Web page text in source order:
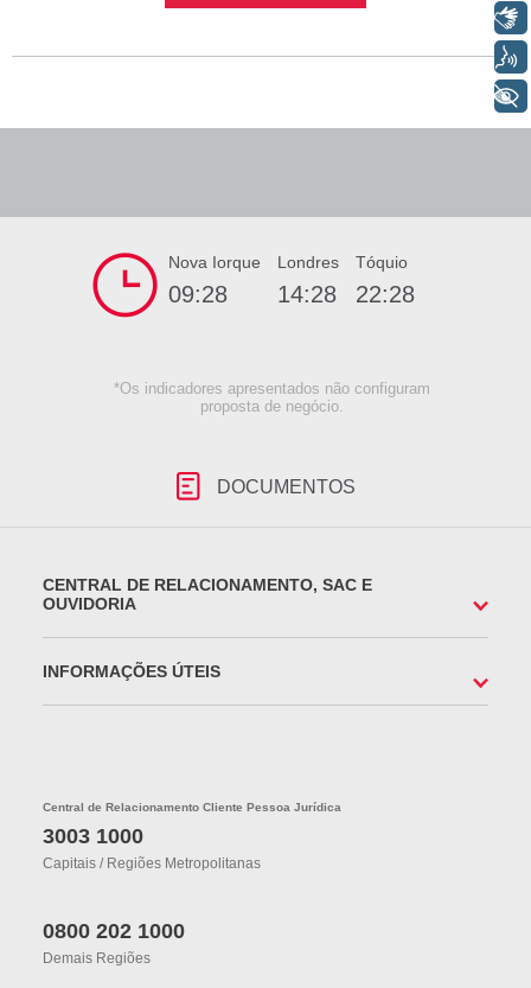
Voz
Nova Iorque
09:28
Londres
14:28
Tóquio
22:28
*Os indicadores apresentados não configuram
proposta de negócio.
DOCUMENTOS
CENTRAL DE RELACIONAMENTO, SAC E
OUVIDORIA
INFORMAÇÕES ÚTEIS
Central de Relacionamento Cliente Pessoa Jurídica
3003 1000
Capitais / Regiões Metropolitanas
0800 202 1000
Demais Regiões